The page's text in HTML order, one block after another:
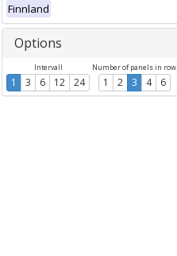
Finnland
Options
Intervall
1 3 6 12 24
Number of panels in row
1 2 3 4 6